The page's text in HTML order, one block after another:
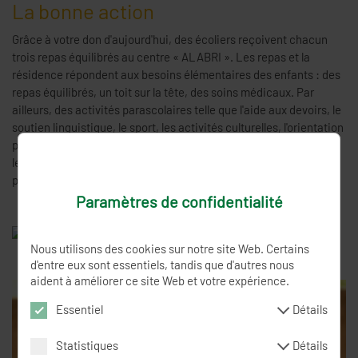
La bonne action
Grâce à votre don d'aujourd'hui, des écoliers reçoivent chacun
trois repas équilibrés au centre « ALABRI ». Les repas et la
résidence répondent aux besoins élémentaires des enfants : des
repas équilibrés, un toit sur la tête, des soins médicaux. Par
ailleurs, des activités parascolaires telle que l'aide aux devoirs, le
soutien linguistique, le sport, les activités culturelles, l'orientation
professionnelle et le jardinage durable permettent de rassembler
les écoliers et écolières autour d'activités communes et de les
préparer à leur avenir.
Paramètres de confidentialité
Nous utilisons des cookies sur notre site Web. Certains
d'entre eux sont essentiels, tandis que d'autres nous
aident à améliorer ce site Web et votre expérience.
Essentiel Détails
Statistiques Détails